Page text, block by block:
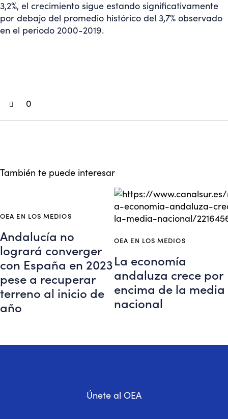
3,2%, el crecimiento sigue estando significativamente
por debajo del promedio histórico del 3,7% observado
en el periodo 2000-2019.
0
También te puede interesar
OEA EN LOS MEDIOS
Andalucía no
logrará converger
con España en 2023
pese a recuperar
terreno al inicio de
año
OEA EN LOS MEDIOS
La economía
andaluza crece por
encima de la media
nacional
Únete al OEA